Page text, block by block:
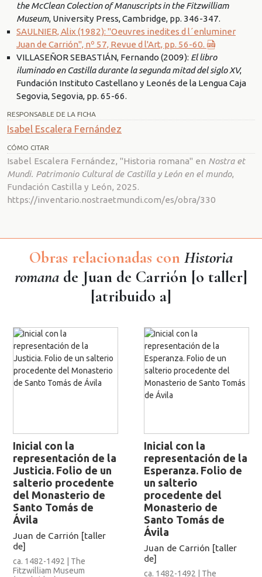
the McClean Colection of Manuscripts in the Fitzwilliam
Museum, University Press, Cambridge, pp. 346-347.
SAULNIER, Alix (1982): "Oeuvres inedites d l´enluminer
Juan de Carrión", nº 57, Revue d l'Art, pp. 56-60.
VILLASEÑOR SEBASTIÁN, Fernando (2009): El libro
iluminado en Castilla durante la segunda mitad del siglo XV,
Fundación Instituto Castellano y Leonés de la Lengua Caja
Segovia, Segovia, pp. 65-66.
RESPONSABLE DE LA FICHA
Isabel Escalera Fernández
CÓMO CITAR
Isabel Escalera Fernández, "Historia romana" en Nostra et
Mundi. Patrimonio Cultural de Castilla y León en el mundo,
Fundación Castilla y León, 2025.
https://inventario.nostraetmundi.com/es/obra/330
Obras relacionadas con Historia
romana de Juan de Carrión [o taller]
[atribuido a]
Inicial con la
representación de la
Justicia. Folio de un
salterio procedente
del Monasterio de
Santo Tomás de
Ávila
Juan de Carrión [taller
de]
ca. 1482-1492 | The
Fitzwilliam Museum
Inicial con la
representación de la
Esperanza. Folio de
un salterio
procedente del
Monasterio de
Santo Tomás de
Ávila
Juan de Carrión [taller
de]
ca. 1482-1492 | The